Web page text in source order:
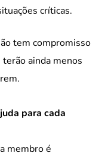
críticas.
tem compromisso
ainda menos
para cada
membro é